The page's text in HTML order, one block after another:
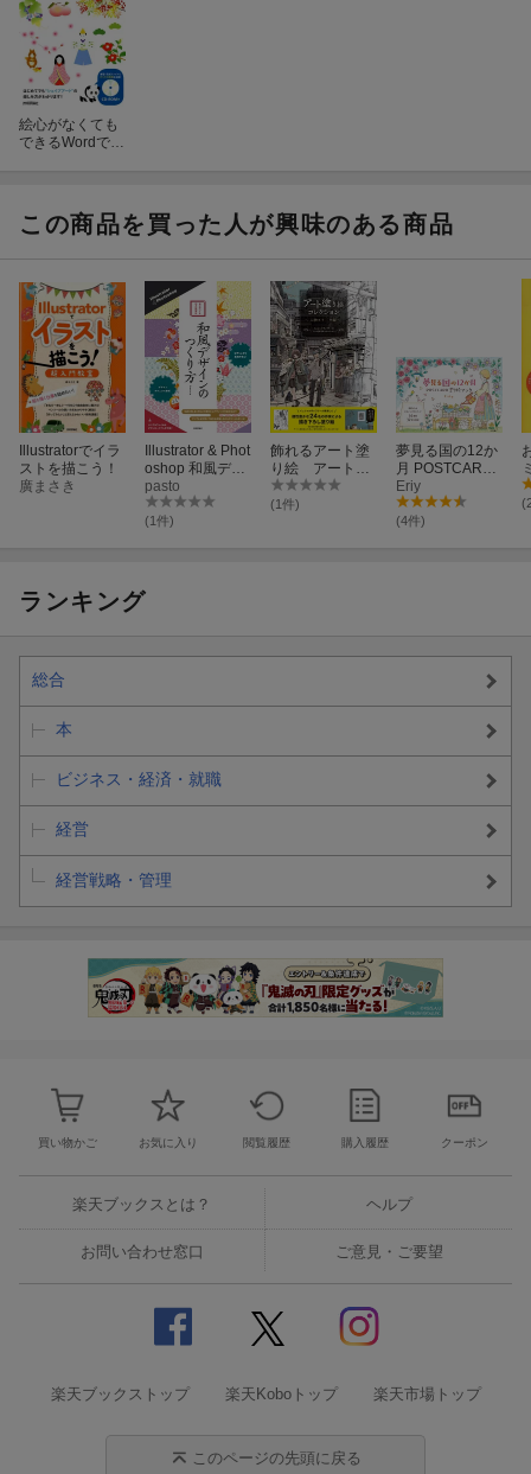
絵心がなくても
できるWordで素
この商品を買った人が興味のある商品
Illustratorでイラ
ストを描こう！
廣まさき
Illustrator & Phot
oshop 和風デザ
インのつくり方
pasto
(1件)
飾れるアート塗
り絵 アート塗
り絵コレクショ
ン
(1件)
夢見る国の12か
月 POSTCARD
塗り絵ブック
Eriy
(4件)
ランキング
総合
本
ビジネス・経済・就職
経営
経営戦略・管理
買い物かご お気に入り 閲覧履歴 購入履歴 クーポン
楽天ブックスとは？ ヘルプ
お問い合わせ窓口 ご意見・ご要望
楽天ブックストップ 楽天Koboトップ 楽天市場トップ
このページの先頭に戻る